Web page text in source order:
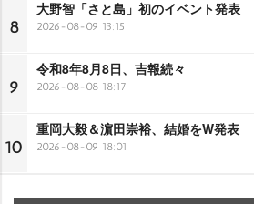
8
大野智「さと島」初のイベント発表
2026-08-09 13:15
9
令和8年8月8日、吉報続々
2026-08-08 18:17
10
重岡大毅＆濵田崇裕、結婚をW発表
2026-08-09 18:01